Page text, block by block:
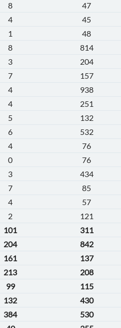
8 47
4 45
1 48
8 814
3 204
7 157
4 938
4 251
5 132
6 532
4 76
0 76
3 434
7 85
4 57
2 121
101 311
204 842
161 137
213 208
99 115
132 430
384 530